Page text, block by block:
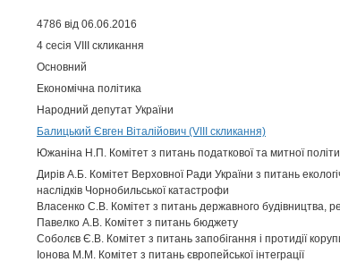
4786 від 06.06.2016
4 сесія VIII скликання
Основний
Економічна політика
Народний депутат України
Балицький Євген Віталійович (VIII скликання)
Южаніна Н.П. Комітет з питань податкової та митної
Дирів А.Б. Комітет Верховної Ради України з питань
наслідків Чорнобильської катастрофи
Власенко С.В. Комітет з питань державного будівництва,
Павелко А.В. Комітет з питань бюджету
Соболєв Є.В. Комітет з питань запобігання і протидії
Іонова М.М. Комітет з питань європейської інтеграції